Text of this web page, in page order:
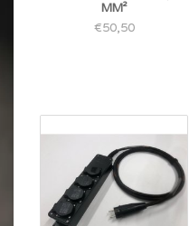
MM²
€50,50